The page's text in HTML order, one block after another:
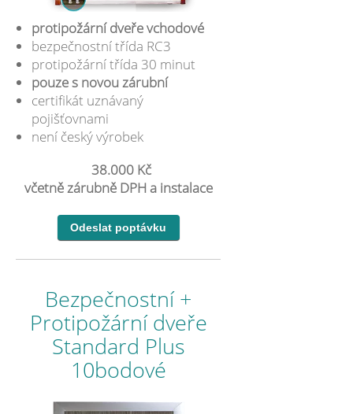
protipožární dveře vchodové
bezpečnostní třída RC3
protipožární třída 30 minut
pouze s novou zárubní
certifikát uznávaný
pojišťovnami
není český výrobek
38.000 Kč
včetně zárubně DPH a instalace
Bezpečnostní +
Protipožární dveře
Standard Plus
10bodové